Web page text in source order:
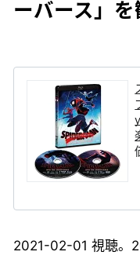
ーバース」を
2021-02-01 視聴。